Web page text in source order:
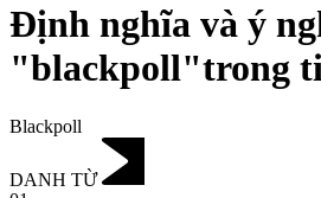
Định nghĩa và ý
"blackpoll"trong
Blackpoll
DANH TỪ